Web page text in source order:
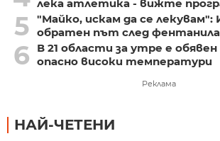
лека атлетика - вижте
5 "Майко, искам да се лекувам":
обратен път след фентанила
6
В 21 области за утре е
опасно високи температури
Реклама
НАЙ-ЧЕТЕНИ